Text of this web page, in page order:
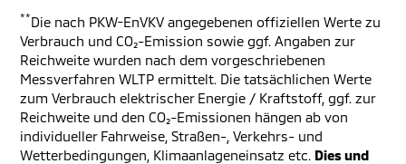
**Die nach PKW-EnVKV angegebenen offiziellen Werte zu
Verbrauch und CO₂-Emission sowie ggf. Angaben zur
Reichweite wurden nach dem vorgeschriebenen
Messverfahren WLTP ermittelt. Die tatsächlichen Werte
zum Verbrauch elektrischer Energie / Kraftstoff, ggf. zur
Reichweite und den CO₂-Emissionen hängen ab von
individueller Fahrweise, Straßen-, Verkehrs- und
Wetterbedingungen, Klimaanlageneinsatz etc. Dies und